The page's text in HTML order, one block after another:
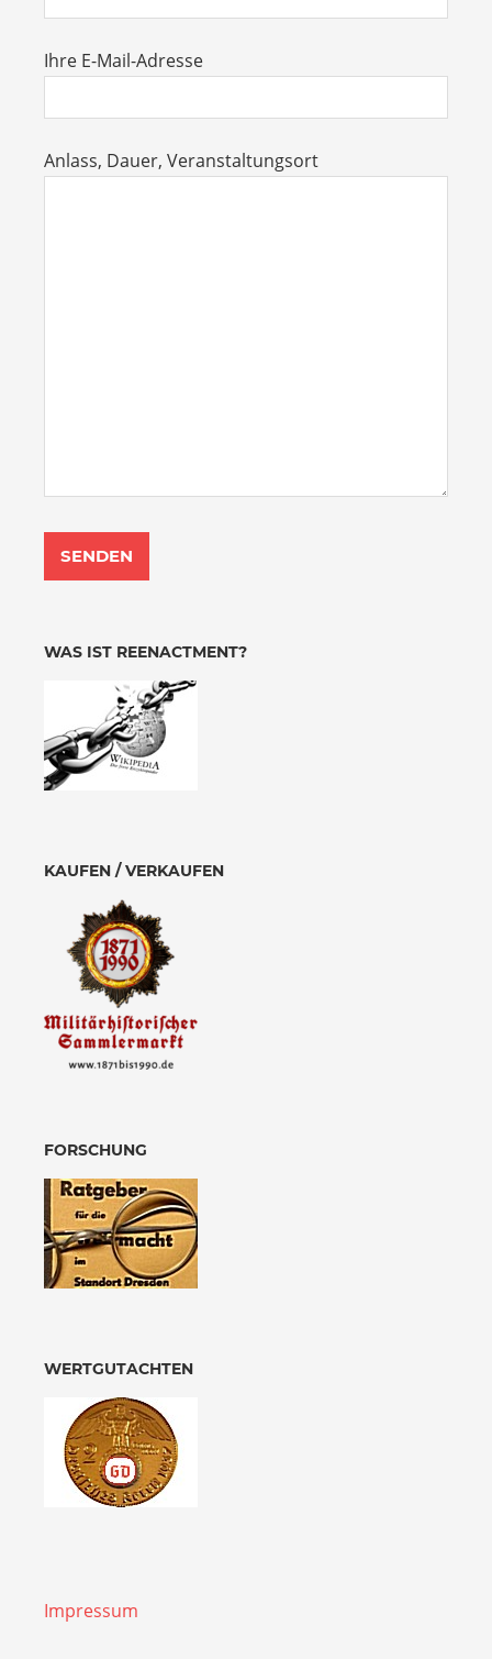
Ihre E-Mail-Adresse
Anlass, Dauer, Veranstaltungsort
WAS IST REENACTMENT?
KAUFEN / VERKAUFEN
FORSCHUNG
WERTGUTACHTEN
Impressum